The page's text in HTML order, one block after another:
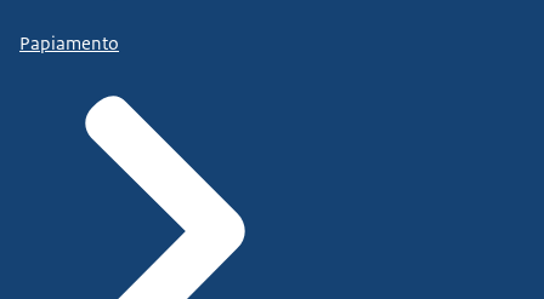
Papiamento